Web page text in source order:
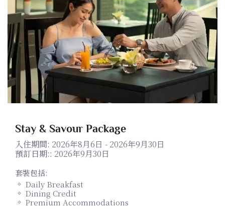
Stay & Savour Package
入住期間: 2026年8月6日 - 2026年9月30日
預訂日期:: 2026年9月30日
套裝包括:
Daily Breakfast
Dining Credit
Premium Accommodations